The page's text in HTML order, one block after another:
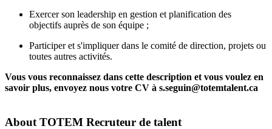
Exercer son leadership en gestion et planification des
objectifs auprès de son équipe ;
Participer et s'impliquer dans le comité de direction, projets ou
toutes autres activités.
Vous vous reconnaissez dans cette description et vous voulez en
savoir plus, envoyez nous votre CV à s.seguin@totemtalent.ca
About TOTEM Recruteur de talent